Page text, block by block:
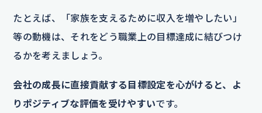
たとえば、「家族を支えるために収入を増やしたい」
等の動機は、それをどう職業上の目標達成に結びつけ
るかを考えましょう。
会社の成長に直接貢献する目標設定を心がけると、よ
りポジティブな評価を受けやすいです。